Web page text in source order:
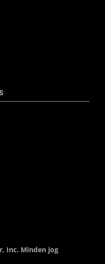
Inc. Minden jog